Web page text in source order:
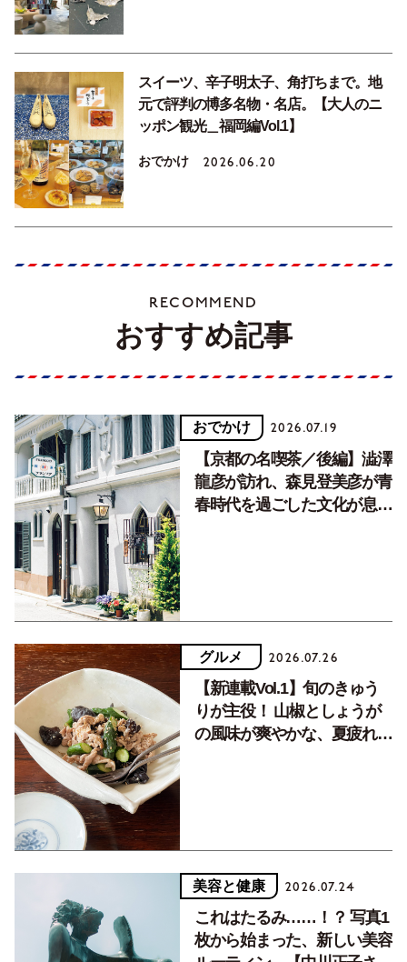
スイーツ、辛子明太子、角打ちまで。地
元で評判の博多名物・名店。【大人のニ
ッポン観光＿福岡編Vol.1】
おでかけ 2026.06.20
RECOMMEND
おすすめ記事
おでかけ 2026.07.19
【京都の名喫茶／後編】澁澤
龍彦が訪れ、森見登美彦が青
春時代を過ごした文化が息づ
グルメ 2026.07.26
【新連載Vol.1】旬のきゅう
りが主役！ 山椒としょうが
の風味が爽やかな、夏疲れを
美容と健康 2026.07.24
これはたるみ……！？ 写真1
枚から始まった、新しい美容